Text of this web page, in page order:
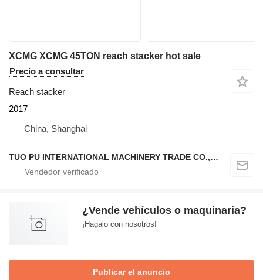
XCMG XCMG 45TON reach stacker hot sale
Precio a consultar
Reach stacker
2017
China, Shanghai
TUO PU INTERNATIONAL MACHINERY TRADE CO., LTD
¿Vende vehículos o maquinaria?
¡Hagalo con nosotros!
Publicar el anuncio